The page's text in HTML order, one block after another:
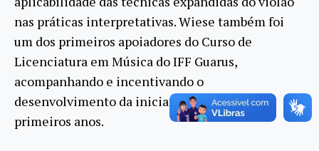
nas práticas interpretativas. Wiese também foi
um dos primeiros apoiadores do Curso de
Licenciatura em Música do IFF Guarus,
acompanhando e incentivando o
desenvolvimento da iniciativa desde seus
primeiros anos.